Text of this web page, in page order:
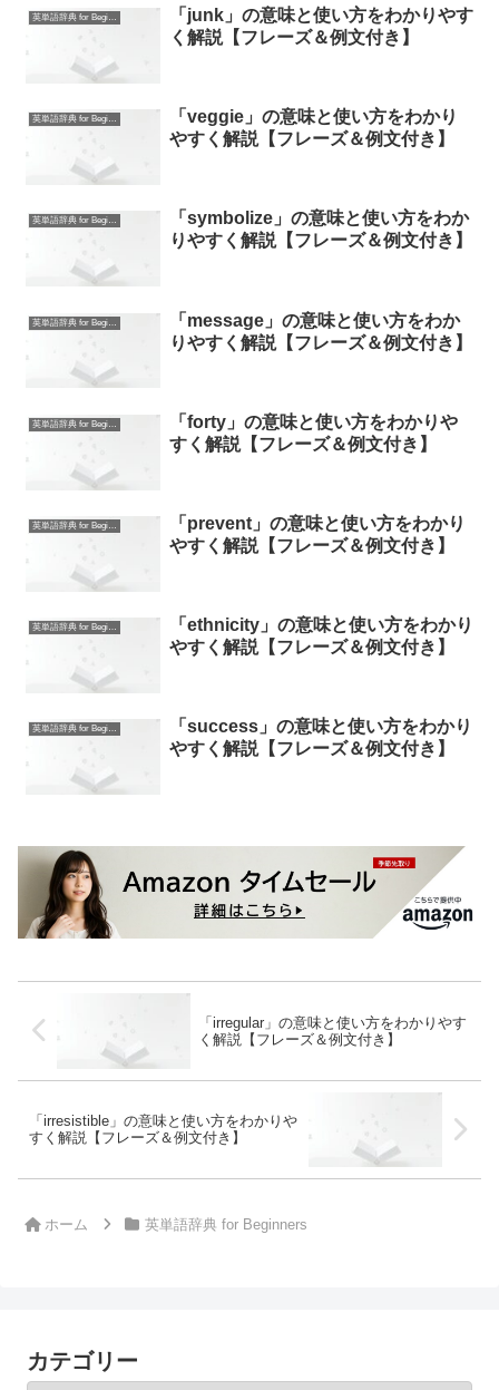
英単語辞典 for Beginners
「junk」の意味と使い方をわかりやす
く解説【フレーズ＆例文付き】
英単語辞典 for Beginners
「veggie」の意味と使い方をわかり
やすく解説【フレーズ＆例文付き】
英単語辞典 for Beginners
「symbolize」の意味と使い方をわか
りやすく解説【フレーズ＆例文付き】
英単語辞典 for Beginners
「message」の意味と使い方をわか
りやすく解説【フレーズ＆例文付き】
英単語辞典 for Beginners
「forty」の意味と使い方をわかりや
すく解説【フレーズ＆例文付き】
英単語辞典 for Beginners
「prevent」の意味と使い方をわかり
やすく解説【フレーズ＆例文付き】
英単語辞典 for Beginners
「ethnicity」の意味と使い方をわかり
やすく解説【フレーズ＆例文付き】
英単語辞典 for Beginners
「success」の意味と使い方をわかり
やすく解説【フレーズ＆例文付き】
「irregular」の意味と使い方をわかりやす
く解説【フレーズ＆例文付き】
「irresistible」の意味と使い方をわかりや
すく解説【フレーズ＆例文付き】
ホーム 英単語辞典 for Beginners
カテゴリー